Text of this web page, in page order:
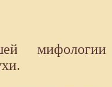
мифологии